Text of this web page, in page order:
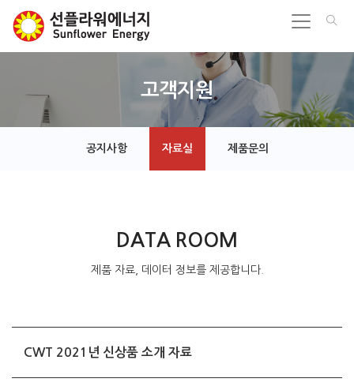
고객지원
공지사항 자료실 제품문의
DATA ROOM
제품 자료, 데이터 정보를 제공합니다.
CWT 2021년 신상품 소개 자료